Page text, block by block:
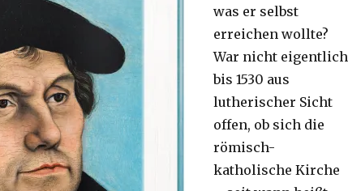
was er selbst
erreichen wollte?
War nicht eigentlich
bis 1530 aus
lutherischer Sicht
offen, ob sich die
römisch-
katholische Kirche